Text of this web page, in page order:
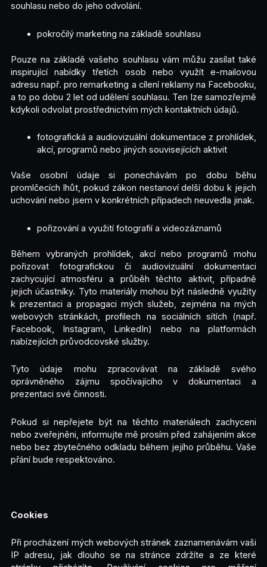
souhlasu nebo do jeho odvolání.
pokročilý marketing na základě souhlasu
Pouze na základě vašeho souhlasu vám můžu zasílat také
inspirující nabídky třetích osob nebo využít e-mailovou
adresu např. pro remarketing a cílení reklamy na Facebooku,
a to po dobu 2 let od udělení souhlasu. Ten lze samozřejmě
kdykoli odvolat prostřednictvím mých kontaktních údajů.
fotografická a audiovizuální dokumentace z prohlídek,
akcí, programů nebo jiných souvisejících aktivit
Vaše osobní údaje si ponechávám po dobu běhu
promlčecích lhůt, pokud zákon nestanoví delší dobu k jejich
uchování nebo jsem v konkrétních případech neuvedla jinak.
pořizování a využití fotografií a videozáznamů
Během vybraných prohlídek, akcí nebo programů mohu
pořizovat fotografickou či audiovizuální dokumentaci
zachycující atmosféru a průběh těchto aktivit, případně
jejich účastníky. Tyto materiály mohou být následně využity
k prezentaci a propagaci mých služeb, zejména na mých
webových stránkách, profilech na sociálních sítích (např.
Facebook, Instagram, LinkedIn) nebo na platformách
nabízejících průvodcovské služby.
Tyto údaje mohu zpracovávat na základě svého
oprávněného zájmu spočívajícího v dokumentaci a
prezentaci své činnosti.
Pokud si nepřejete být na těchto materiálech zachyceni
nebo zveřejněni, informujte mě prosím před zahájením akce
nebo bez zbytečného odkladu během jejího průběhu. Vaše
přání bude respektováno.
Cookies
Při procházení mých webových stránek zaznamenávám vaši
IP adresu, jak dlouho se na stránce zdržíte a ze které